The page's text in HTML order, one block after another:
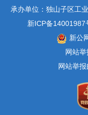
承办单位：独山子区工
新ICP备14001987
新公
网站
网站举